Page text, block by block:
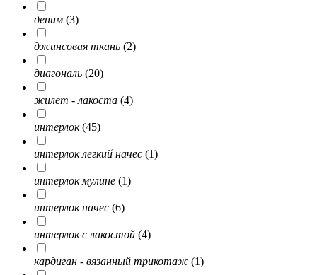
деним (3)
джинсовая ткань (2)
диагональ (20)
жилет - лакоста (4)
интерлок(45)
интерлок легкий начес (1)
интерлок мулине (1)
интерлок начес (6)
интерлок с лакостой (4)
кардиган - вязанный трикотаж (1)